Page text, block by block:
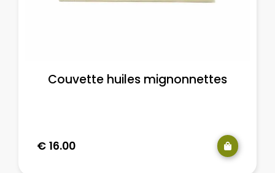
Couvette huiles mignonnettes
€ 16.00